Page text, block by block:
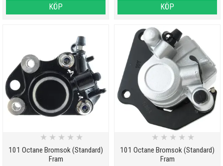
KÖP KÖP
101 Octane Bromsok (Standard)
Fram
★ ★ ★ ★ ★
101 Octane Bromsok (Standard)
Fram
★ ★ ★ ★ ★